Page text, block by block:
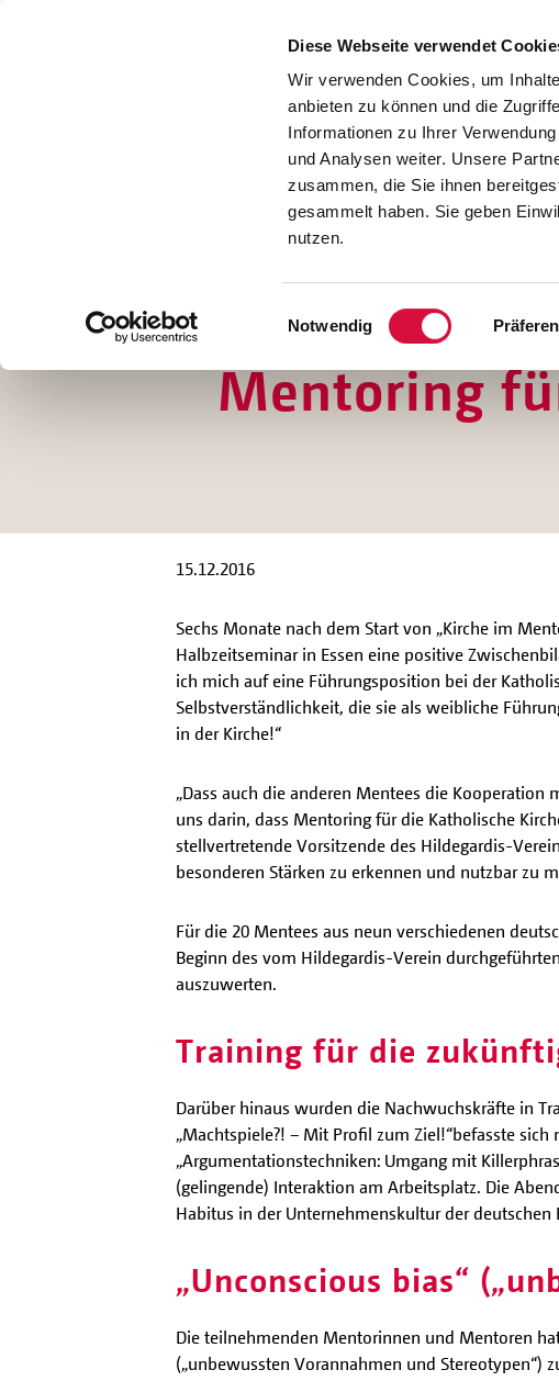
Diese Webseite verwendet
Wir verwenden Cookies, um
anbieten zu können und die
Informationen zu Ihrer
und Analysen weiter. Unsere
zusammen, die Sie ihnen
gesammelt haben. Sie geben
nutzen.
Einwilligungsauswahl
Notwendig
Mentoring
15.12.2016
Sechs Monate nach dem Start von „Kirche im
Halbzeitseminar in Essen eine positive
ich mich auf eine Führungsposition bei der
Selbstverständlichkeit, die sie als weibliche
in der Kirche!“
„Dass auch die anderen Mentees die
uns darin, dass Mentoring für die Katholische
stellvertretende Vorsitzende des Hildegardis-
besonderen Stärken zu erkennen und nutzbar zu
Für die 20 Mentees aus neun verschiedenen
Beginn des vom Hildegardis-Verein
auszuwerten.
Training für die
Darüber hinaus wurden die Nachwuchskräfte in
„Machtspiele?! − Mit Profil zum Ziel!“befasste sich
„Argumentationstechniken: Umgang mit
(gelingende) Interaktion am Arbeitsplatz. Die
Habitus in der Unternehmenskultur der
„Unconscious bias“
Die teilnehmenden Mentorinnen und Mentoren
(„unbewussten Vorannahmen und Stereotypen“)